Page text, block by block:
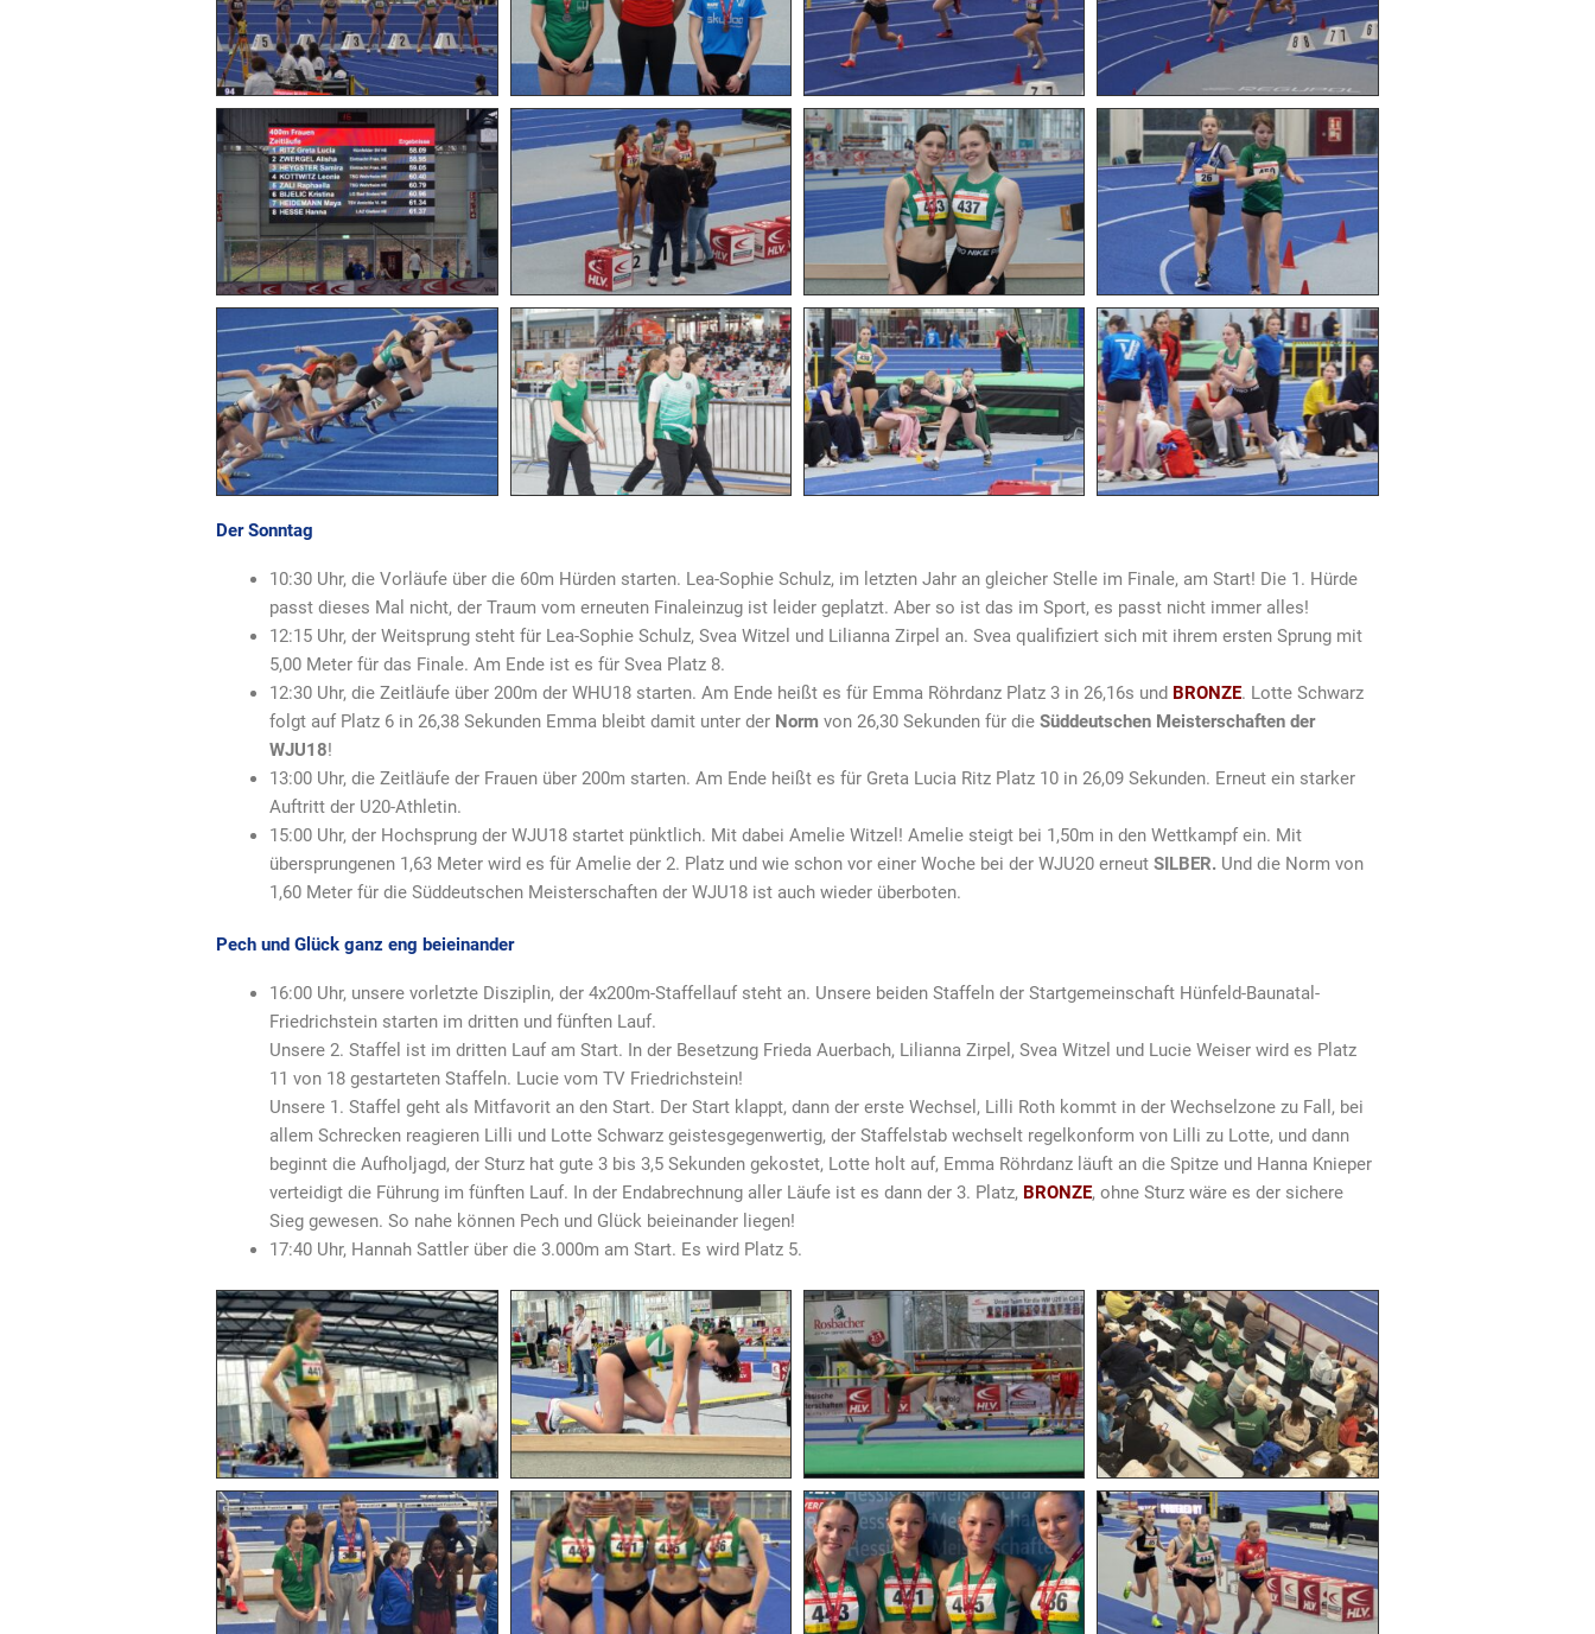
Der Sonntag
10:30 Uhr, die Vorläufe über die 60m Hürden starten. Lea-Sophie Schulz, im letzten Jahr an gleicher Stelle im Finale, am Start! Die 1. Hürde
passt dieses Mal nicht, der Traum vom erneuten Finaleinzug ist leider geplatzt. Aber so ist das im Sport, es passt nicht immer alles!
12:15 Uhr, der Weitsprung steht für Lea-Sophie Schulz, Svea Witzel und Lilianna Zirpel an. Svea qualifiziert sich mit ihrem ersten Sprung mit
5,00 Meter für das Finale. Am Ende ist es für Svea Platz 8.
12:30 Uhr, die Zeitläufe über 200m der WHU18 starten. Am Ende heißt es für Emma Röhrdanz Platz 3 in 26,16s und BRONZE. Lotte Schwarz
folgt auf Platz 6 in 26,38 Sekunden Emma bleibt damit unter der Norm von 26,30 Sekunden für dieSüddeutschen Meisterschaften der
WJU18!
13:00 Uhr, die Zeitläufe der Frauen über 200m starten. Am Ende heißt es für Greta Lucia Ritz Platz 10 in 26,09 Sekunden. Erneut ein starker
Auftritt der U20-Athletin.
15:00 Uhr, der Hochsprung der WJU18 startet pünktlich. Mit dabei Amelie Witzel! Amelie steigt bei 1,50m in den Wettkampf ein. Mit
übersprungenen 1,63 Meter wird es für Amelie der 2. Platz und wie schon vor einer Woche bei der WJU20 erneutSILBER. Und die Norm von
1,60 Meter für die Süddeutschen Meisterschaften der WJU18 ist auch wieder überboten.
Pech und Glück ganz eng beieinander
16:00 Uhr, unsere vorletzte Disziplin, der 4x200m-Staffellauf steht an. Unsere beiden Staffeln der Startgemeinschaft Hünfeld-Baunatal-
Friedrichstein starten im dritten und fünften Lauf.
Unsere 2. Staffel ist im dritten Lauf am Start. In der Besetzung Frieda Auerbach, Lilianna Zirpel, Svea Witzel und Lucie Weiser wird es Platz
11 von 18 gestarteten Staffeln. Lucie vom TV Friedrichstein!
Unsere 1. Staffel geht als Mitfavorit an den Start. Der Start klappt, dann der erste Wechsel, Lilli Roth kommt in der Wechselzone zu Fall, bei
allem Schrecken reagieren Lilli und Lotte Schwarz geistesgegenwertig, der Staffelstab wechselt regelkonform von Lilli zu Lotte, und dann
beginnt die Aufholjagd, der Sturz hat gute 3 bis 3,5 Sekunden gekostet, Lotte holt auf, Emma Röhrdanz läuft an die Spitze und Hanna Knieper
verteidigt die Führung im fünften Lauf. In der Endabrechnung aller Läufe ist es dann der 3. Platz, BRONZE, ohne Sturz wäre es der sichere
Sieg gewesen. So nahe können Pech und Glück beieinander liegen!
17:40 Uhr, Hannah Sattler über die 3.000m am Start. Es wird Platz 5.